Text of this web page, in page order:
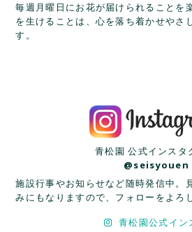
毎週月曜日にお花が届けられることを
を生けることは、心を落ち着かせやさ
す。
青松園 公式インスタ
@seisyouen
施設行事やお知らせなど随時発信中。
みにもなりますので、フォローをよろ
青松園公式イン